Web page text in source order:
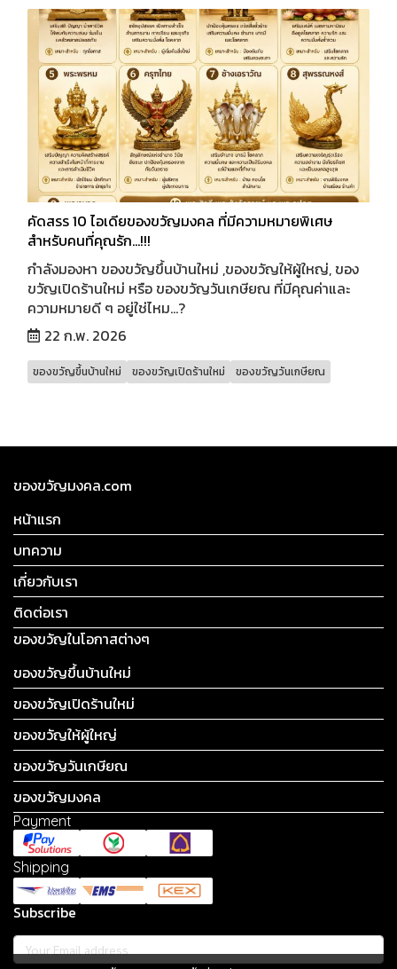
คัดสรร 10 ไอเดียของขวัญมงคล ที่มีความหมายพิเศษ
สำหรับคนที่คุณรัก...!!!
กำลังมองหา ของขวัญขึ้นบ้านใหม่ ,ของขวัญให้ผู้ใหญ่, ของ
ขวัญเปิดร้านใหม่ หรือ ของขวัญวันเกษียณ ที่มีคุณค่าและ
ความหมายดี ๆ อยู่ใช่ไหม...?
22 ก.พ. 2026
ของขวัญขึ้นบ้านใหม่ ของขวัญเปิดร้านใหม่ ของขวัญวันเกษียณ
ของขวัญมงคล.com
หน้าแรก
บทความ
เกี่ยวกับเรา
ติดต่อเรา
ของขวัญในโอกาสต่างๆ
ของขวัญขึ้นบ้านใหม่
ของขวัญเปิดร้านใหม่
ของขวัญให้ผู้ใหญ่
ของขวัญวันเกษียณ
ของขวัญมงคล
Payment
Shipping
Subscribe